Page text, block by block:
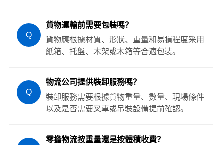
Q
貨物運輸前需要包裝嗎？
貨物應根據材質、形狀、重量和易損程度采用
紙箱、托盤、木架或木箱等合適包裝。
Q
物流公司提供裝卸服務嗎？
裝卸服務需要根據貨物重量、數量、現場條件
以及是否需要叉車或吊裝設備提前確認。
零擔物流按重量還是按體積收費？